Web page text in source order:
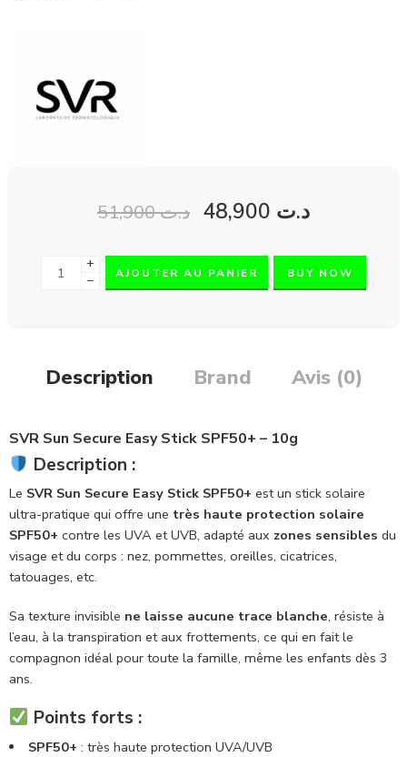
د.ت51,900 د.ت
+
−
AJOUTER AU PANIER BUY NOW
Description Brand Avis (0)
SVR Sun Secure Easy Stick SPF50+ – 10g
Description :
Le SVR Sun Secure Easy Stick SPF50+ est un stick solaire
ultra-pratique qui offre une très haute protection solaire
SPF50+ contre les UVA et UVB, adapté aux zones sensibles du
visage et du corps : nez, pommettes, oreilles, cicatrices,
tatouages, etc.
Sa texture invisible ne laisse aucune trace blanche, résiste à
l’eau, à la transpiration et aux frottements, ce qui en fait le
compagnon idéal pour toute la famille, même les enfants dès 3
ans.
Points forts :
SPF50+ : très haute protection UVA/UVB